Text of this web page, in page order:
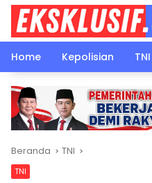
Langsung
konten
Home
Kepolisian TNI
Beranda TNI
TNI